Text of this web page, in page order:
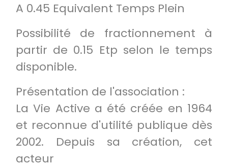
A 0.45 Equivalent Temps Plein
Possibilité de fractionnement à
partir de 0.15 Etp selon le temps
disponible.
Présentation de l'association :
La Vie Active a été créée en 1964
et reconnue d'utilité publique dès
2002. Depuis sa création, cet
acteur